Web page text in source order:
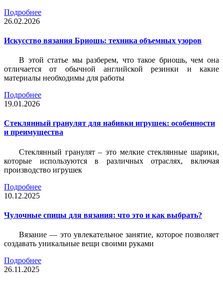
Подробнее
26.02.2026
Искусство вязания Бриошь: техника объемных узоров
В этой статье мы разберем, что такое бриошь, чем она
отличается от обычной английской резинки и какие
материалы необходимы для работы
Подробнее
19.01.2026
Стеклянный гранулят для набивки игрушек: особенности
и преимущества
Стеклянный гранулят – это мелкие стеклянные шарики,
которые используются в различных отраслях, включая
производство игрушек
Подробнее
10.12.2025
Чулочные спицы для вязания: что это и как выбрать?
Вязание — это увлекательное занятие, которое позволяет
создавать уникальные вещи своими руками
Подробнее
26.11.2025